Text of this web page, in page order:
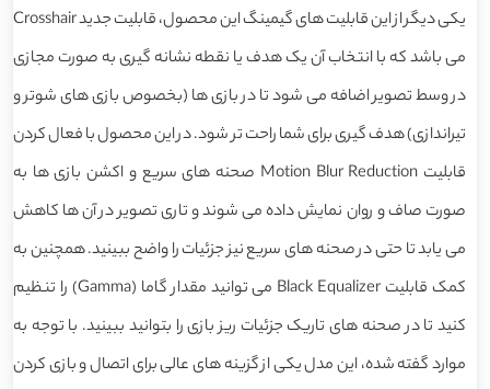
یکی دیگر از این قابلیت های گیمینگ این محصول، قابلیت جدید Crosshair
می باشد که با انتخاب آن یک هدف یا نقطه نشانه گیری به صورت مجازی
در وسط تصویر اضافه می شود تا در بازی ها (بخصوص بازی های شوتر و
تیراندازی) هدف گیری برای شما راحت تر شود. در این محصول با فعال کردن
قابلیت Motion Blur Reduction صحنه های سریع و اکشن بازی ها به
صورت صاف و روان نمایش داده می شوند و تاری تصویر در آن ها کاهش
می یابد تا حتی در صحنه های سریع نیز جزئیات را واضح ببینید. همچنین به
کمک قابلیت Black Equalizer می توانید مقدار گاما (Gamma) را تنظیم
کنید تا در صحنه های تاریک جزئیات ریز بازی را بتوانید ببینید. با توجه به
موارد گفته شده، این مدل یکی از گزینه های عالی برای اتصال و بازی کردن